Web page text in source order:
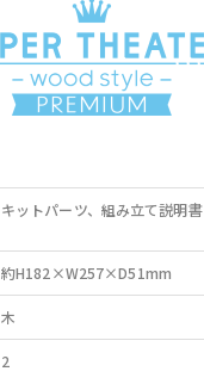
キットパーツ、組み立て説明書
約H182×W257×D51mm
木
2